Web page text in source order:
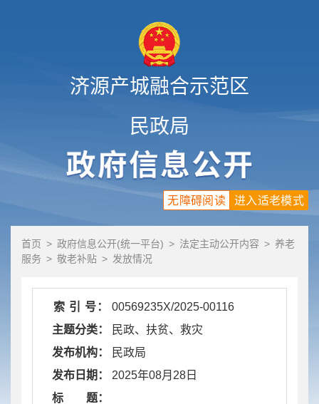
济源产城融合示范区
民政局
进入适老模式
无障碍阅读
首页 > 政府信息公开(统一平台) > 法定主动公开内容 > 养老
服务 > 敬老补贴 > 发放情况
索 引 号：
00569235X/2025-00116
主题分类：
民政、扶贫、救灾
发布机构：
民政局
发布日期：
2025年08月28日
标 题：